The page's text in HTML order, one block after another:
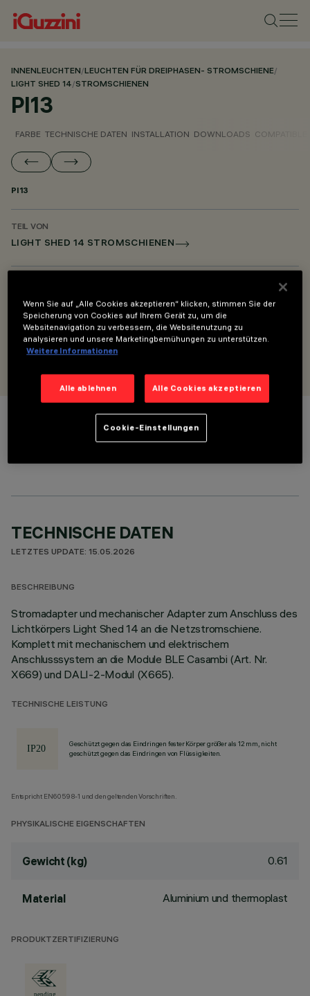
INNENLEUCHTEN/LEUCHTEN FÜR DREIPHASEN- STROMSCHIENE/
LIGHT SHED 14/STROMSCHIENEN
PI13
FARBE TECHNISCHE DATEN INSTALLATION DOWNLOADS
PI13
TEIL VON
LIGHT SHED 14 STROMSCHIENEN
Adapter für Montage an Stromschiene von Light Shed 14
mit Bluetooth- und DALI-2-Modulen
ENTWORFEN VON
TECHNISCHE DATEN
LETZTES UPDATE: 15.05.2026
BESCHREIBUNG
Stromadapter und mechanischer Adapter zum Anschluss des
Lichtkörpers Light Shed 14 an die Netzstromschiene.
Komplett mit mechanischem und elektrischem
Anschlusssystem an die Module BLE Casambi (Art. Nr.
X669) und DALI-2-Modul (X665).
TECHNISCHE LEISTUNG
Geschützt gegen das Eindringen fester Körper größer als 12 mm, nicht
geschützt gegen das Eindringen von Flüssigkeiten.
Entspricht EN60598-1 und den geltenden Vorschriften.
PHYSIKALISCHE EIGENSCHAFTEN
Gewicht (kg) 0.61
Material Aluminium und thermoplast
PRODUKTZERTIFIZIERUNG
Wenn Sie auf „Alle Cookies akzeptieren“ klicken, stimmen Sie der
Speicherung von Cookies auf Ihrem Gerät zu, um die
Websitenavigation zu verbessern, die Websitenutzung zu
analysieren und unsere Marketingbemühungen zu unterstützen.
Weitere Informationen
Alle ablehnen Alle Cookies akzeptieren
Cookie-Einstellungen